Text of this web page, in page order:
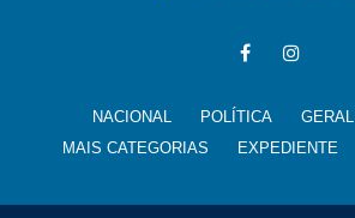
NACIONAL POLÍTICA GERAL
MAIS CATEGORIAS
EXPEDIENTE